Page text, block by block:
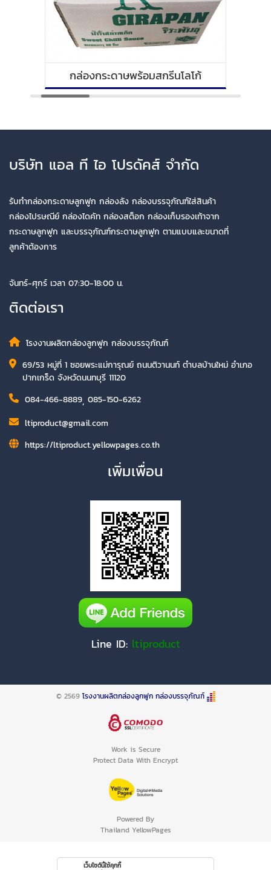
กล่องกระดาษพร้อมสกรีนโลโก้
บริษัท แอล ที ไอ โปรดัคส์ จำกัด
รับทำกล่องกระดาษลูกฟูก กล่องลัง กล่องบรรจุภัณฑ์ใส่สินค้า
กล่องไปรษณีย์ กล่องไดคัท กล่องสต็อก กล่องเก็บรองเท้าจาก
กระดาษลูกฟูก และบรรจุภัณฑ์กระดาษลูกฟูก ตามแบบและขนาดที่
ลูกค้าต้องการ
จันทร์-ศุกร์ เวลา 07:30-18:00 น.
ติดต่อเรา
โรงงานผลิตกล่องลูกฟูก กล่องบรรจุภัณฑ์
69/53 หมู่ที่ 1 ซอยพระแม่การุณย์ ถนนติวานนท์ ตำบลบ้านใหม่ อำเภอ
ปากเกร็ด จังหวัดนนทบุรี 11120
084-466-8889, 085-150-6262
ltiproduct@gmail.com
https://ltiproduct.yellowpages.co.th
เพิ่มเพื่อน
Line ID: ltiproduct
© 2569 โรงงานผลิตกล่องลูกฟูก กล่องบรรจุภัณฑ์
Work is Secure
Protect Data With Encrypt
Powered By
Thailand YellowPages
เว็บไซต์นี้ใช้คุกกี้